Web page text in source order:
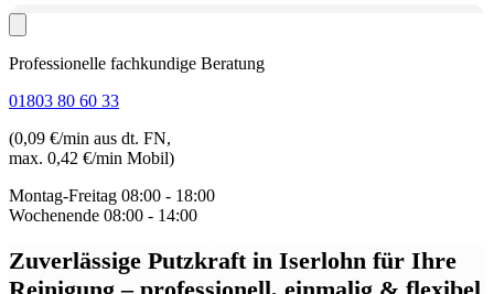
Professionelle fachkundige Beratung
01803 80 60 33
(0,09 €/min aus dt. FN,
max. 0,42 €/min Mobil)
Montag-Freitag 08:00 - 18:00
Wochenende 08:00 - 14:00
Zuverlässige Putzkraft in Iserlohn für Ihre